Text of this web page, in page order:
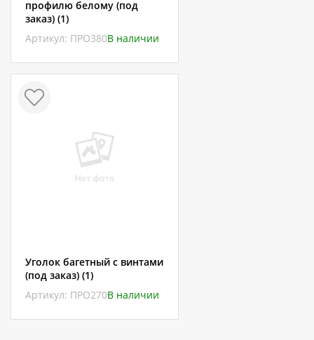
профилю белому (под
заказ) (1)
Артикул: ПРО380В наличии
Уголок багетный с винтами
(под заказ) (1)
Артикул: ПРО270В наличии